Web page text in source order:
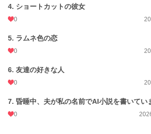
4. ショートカットの彼女
0
5. ラムネ色の恋
0
6. 友達の好きな人
0
7. 昏睡中、夫が私の名前でAI小説を書いてい
0